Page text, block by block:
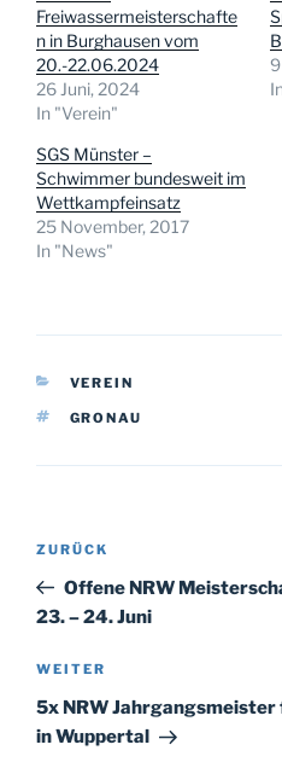
Freiwassermeisterschafte
n in Burghausen vom
20.-22.06.2024
26 Juni, 2024
In "Verein"
SGS Münster –
Schwimmer bundesweit im
Wettkampfeinsatz
25 November, 2017
In "News"
KATEGORIEN
VEREIN
SCHLAGWÖRTER
GRONAU
Beitragsnavigation
Vorheriger
Beitrag
ZURÜCK
Offene NRW
23. – 24. Juni
Nächster
Beitrag
WEITER
5x NRW Jahrgangsmeister
in Wuppertal